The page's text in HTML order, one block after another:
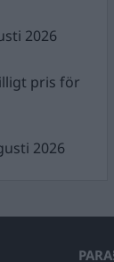
2026
pris för
2026